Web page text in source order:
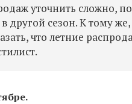
уточнить сложно,
сезон. К тому же,
что летние